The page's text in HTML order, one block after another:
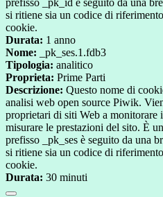
prefisso _pk_id è seguito da una
si ritiene sia un codice di
cookie.
Durata: 1 anno
Nome: _pk_ses.1.fdb3
Tipologia: analitico
Proprieta: Prime Parti
Descrizione: Questo nome di
analisi web open source Piwik.
proprietari di siti Web a monitorare
misurare le prestazioni del sito. È
prefisso _pk_ses è seguito da una
si ritiene sia un codice di
cookie.
Durata: 30 minuti